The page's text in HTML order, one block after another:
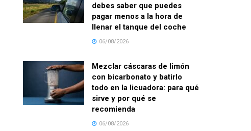
debes saber que puedes
pagar menos a la hora de
llenar el tanque del coche
06/08/2026
Mezclar cáscaras de limón
con bicarbonato y batirlo
todo en la licuadora: para qué
sirve y por qué se
recomienda
06/08/2026